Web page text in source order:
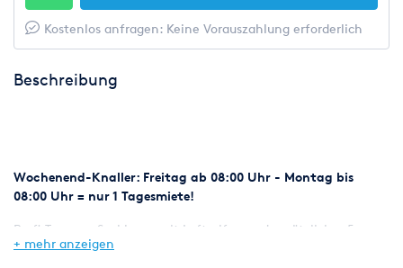
Kostenlos anfragen: Keine Vorauszahlung erforderlich
Beschreibung
Wochenend-Knaller: Freitag ab 08:00 Uhr - Montag bis
08:00 Uhr = nur 1 Tagesmiete!
Profi-Treppen-Sackkarre mit Luftreifen und zusätzlicher 5-
Stern-Achse
+ mehr anzeigen